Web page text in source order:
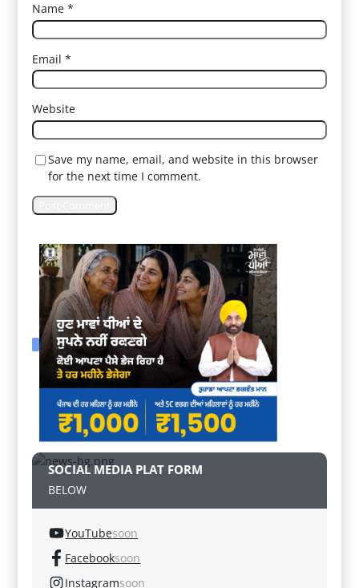
Name*
Email*
Website
Save my name, email, and website in this browser
for the next time I comment.
SOCIAL MEDIA PLAT FORM
BELOW
YouTubesoon
Facebooksoon
Instagramsoon